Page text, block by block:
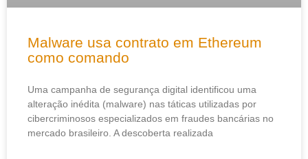
Malware usa contrato em Ethereum
como comando
Uma campanha de segurança digital identificou uma
alteração inédita (malware) nas táticas utilizadas por
cibercriminosos especializados em fraudes bancárias no
mercado brasileiro. A descoberta realizada